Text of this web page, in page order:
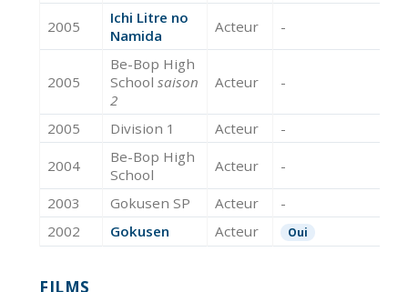
2005
Ichi Litre no
Namida
Acteur -
2005
Be-Bop High
School saison
2
Acteur -
2005 Division 1 Acteur -
2004
Be-Bop High
School
Acteur -
2003 Gokusen SP Acteur
-
2002
Gokusen Acteur Oui
FILMS